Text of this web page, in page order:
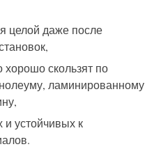
целой даже после
скользят по
ламинированному
и устойчивых к